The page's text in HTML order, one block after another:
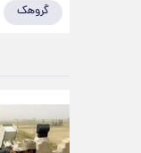
گروهک